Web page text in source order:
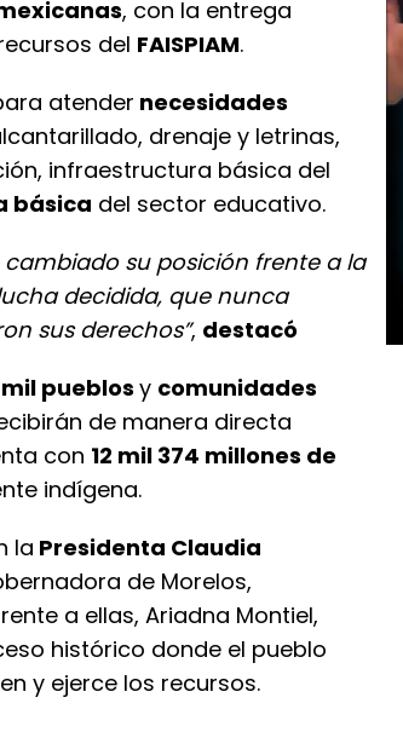
, con la entrega
del FAISPIAM.
atender necesidades
drenaje y letrinas,
infraestructura básica del
básica del sector educativo.
cambiado su posición frente a la
decidida, que nunca
sus derechos”, destacó
pueblosy comunidades
de manera directa
con 12 mil 374 millones de
indígena.
la Presidenta Claudia
de Morelos,
a ellas, Ariadna Montiel,
histórico donde el pueblo
y ejerce los recursos.